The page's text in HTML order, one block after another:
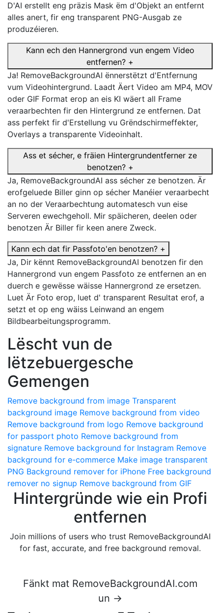
D'AI erstellt eng präzis Mask ëm d'Objekt an entfernt
alles anert, fir eng transparent PNG-Ausgab ze
produzéieren.
Kann ech den Hannergrond vun engem Video
entfernen? +
Ja! RemoveBackgroundAI ënnerstëtzt d'Entfernung
vum Videohintergrund. Laadt Äert Video am MP4, MOV
oder GIF Format erop an eis KI wäert all Frame
veraarbechten fir den Hintergrund ze entfernen. Dat
ass perfekt fir d'Erstellung vu Grëndschirmeffekter,
Overlays a transparente Videoinhalt.
Ass et sécher, e fräien Hintergrundentferner ze
benotzen? +
Ja, RemoveBackgroundAI ass sécher ze benotzen. Är
erofgeluede Biller ginn op sécher Manéier veraarbecht
an no der Veraarbechtung automatesch vun eise
Serveren ewechgeholl. Mir späicheren, deelen oder
benotzen Är Biller fir keen anere Zweck.
Kann ech dat fir Passfoto'en benotzen? +
Ja, Dir kënnt RemoveBackgroundAI benotzen fir den
Hannergrond vun engem Passfoto ze entfernen an en
duerch e gewësse wäisse Hannergrond ze ersetzen.
Luet Är Foto erop, luet d' transparent Resultat erof, a
setzt et op eng wäiss Leinwand an engem
Bildbearbeitungsprogramm.
Lëscht vun de
lëtzebuergesche
Gemengen
Remove background from image Transparent
background image Remove background from video
Remove background from logo Remove background
for passport photo Remove background from
signature Remove background for Instagram Remove
background for e-commerce Make image transparent
PNG Background remover for iPhone Free background
remover no signup Remove background from GIF
Hintergründe wie ein Profi
entfernen
Join millions of users who trust RemoveBackgroundAI
for fast, accurate, and free background removal.
Fänkt mat RemoveBackgroundAI.com
un →